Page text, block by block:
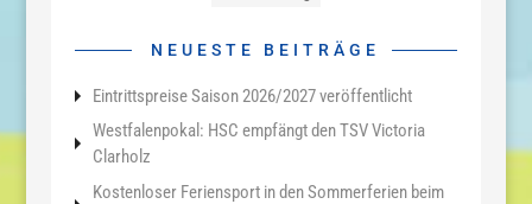
NEUESTE BEITRÄGE
Eintrittspreise Saison 2026/2027 veröffentlicht
Westfalenpokal: HSC empfängt den TSV Victoria
Clarholz
Kostenloser Feriensport in den Sommerferien beim